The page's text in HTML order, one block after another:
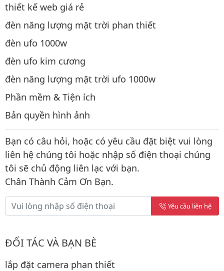
thiết kế web giá rẻ
đèn năng lượng mặt trời phan thiết
đèn ufo 1000w
đèn ufo kim cương
đèn năng lượng mặt trời ufo 1000w
Phần mềm & Tiện ích
Bản quyền hình ảnh
Bạn có câu hỏi, hoặc có yêu cầu đặt biệt vui lòng
liên hệ chúng tôi hoặc nhập số điện thoại chúng
tôi sẽ chủ động liên lạc với bạn.
Chân Thành Cảm Ơn Bạn.
Yêu cầu liên hệ
ĐỐI TÁC VÀ BẠN BÈ
lắp đặt camera phan thiết